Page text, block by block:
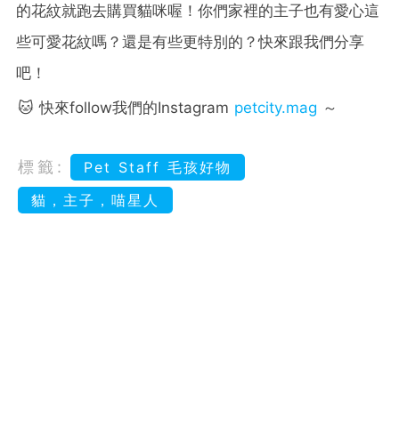
的花紋就跑去購買貓咪喔！你們家裡的主子也有愛心這
些可愛花紋嗎？還是有些更特別的？快來跟我們分享
吧！
🐱 快來follow我們的Instagram petcity.mag ～
標籤:
Pet Staff 毛孩好物
貓，主子，喵星人